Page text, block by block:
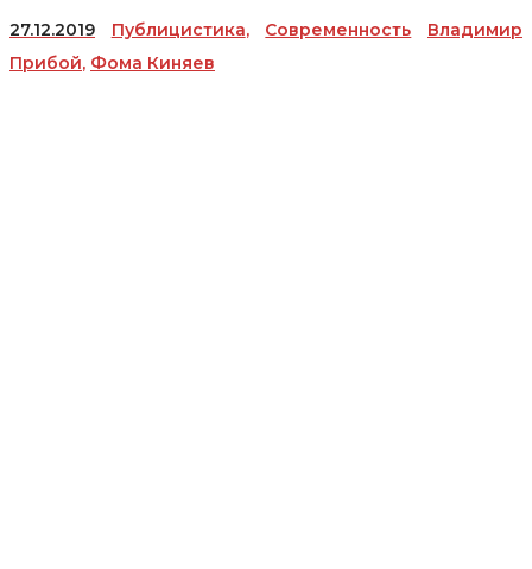
27.12.2019 Публицистика, Современность
Владимир
Прибой, Фома Киняев